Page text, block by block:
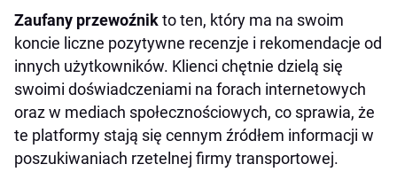
Zaufany przewoźnikto ten, który ma na swoim
koncie liczne pozytywne recenzje i rekomendacje od
innych użytkowników. Klienci chętnie dzielą się
swoimi doświadczeniami na forach internetowych
oraz w mediach społecznościowych, co sprawia, że
te platformy stają się cennym źródłem informacji w
poszukiwaniach rzetelnej firmy transportowej.